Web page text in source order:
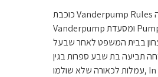
כוכבת Vanderpump Rules ליסה
Vanderpump ומסעדת Pump של בעלה קן
בבית המשפט לאחר שבעל
תביעה בת שבע ספרות בגין
עמלות לכאורה שלא שולמו, In Touch יכולה